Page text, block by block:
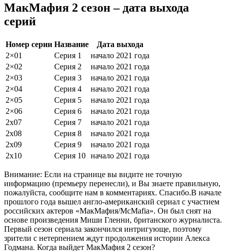
МакМафия 2 сезон – дата выхода
серий
Номер серии Название
Дата выхода
2×01
Серия 1
начало 2021 года
2×02
Серия 2
начало 2021 года
2×03
Серия 3
начало 2021 года
2×04
Серия 4
начало 2021 года
2×05
Серия 5
начало 2021 года
2×06
Серия 6
начало 2021 года
2х07
Серия 7
начало 2021 года
2х08
Серия 8
начало 2021 года
2х09
Серия 9
начало 2021 года
2х10
Серия 10 начало 2021 года
Внимание: Если на странице вы видите не точную
информацию (премьеру перенесли), и Вы знаете правильную,
пожалуйста, сообщите нам в комментариях. Спасибо.В начале
прошлого года вышел англо-американский сериал с участием
российских актеров «МакМафия/McMafia». Он был снят на
основе произведения Миши Гленни, британского журналиста.
Первый сезон сериала закончился интригующе, поэтому
зрители с нетерпением ждут продолжения истории Алекса
Годмана. Когда выйдет МакМафия 2 сезон?